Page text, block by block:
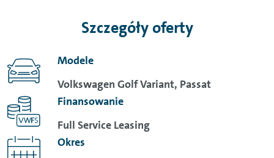
Szczegóły oferty
Modele
Volkswagen Golf Variant, Passat
Finansowanie
Full Service Leasing
Okres